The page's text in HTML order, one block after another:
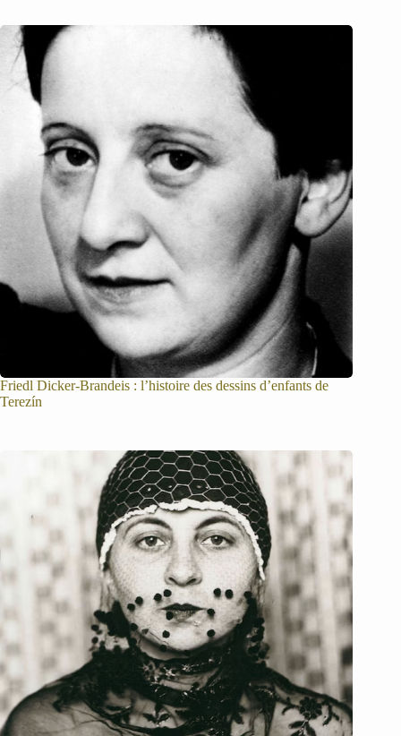
Friedl Dicker-Brandeis : l’histoire des dessins d’enfants de
Terezín